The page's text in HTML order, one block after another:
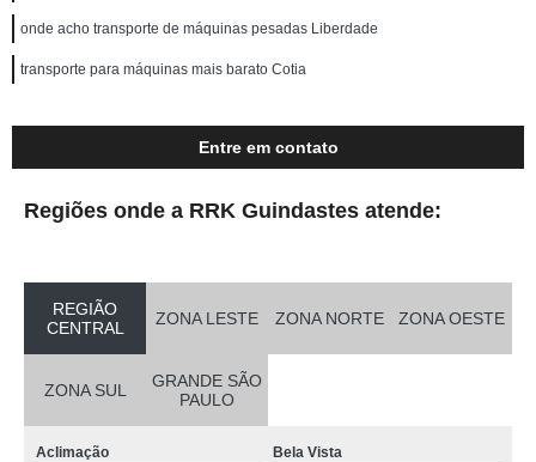
onde acho transporte de máquinas pesadas Liberdade
transporte para máquinas mais barato Cotia
Entre em contato
Regiões onde a RRK Guindastes atende:
REGIÃO
CENTRAL
ZONA LESTE ZONA NORTE ZONA OESTE
ZONA SUL
GRANDE SÃO
PAULO
Aclimação Bela Vista